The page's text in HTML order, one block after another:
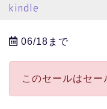
kindle
06/18まで
このセールはセ